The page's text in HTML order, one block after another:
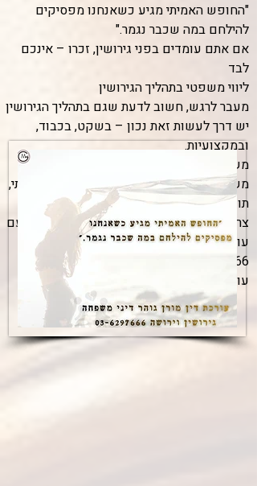
"החופש האמיתי מגיע כשאנחנו מפסיקים
להילחם במה שכבר נגמר."
אם אתם עומדים בפני גירושין, זכרו – אינכם
לבד
ליווי משפטי בתהליך הגירושין
מעבר לרגש, חשוב לדעת שגם בתהליך הגירושין
יש דרך לעשות זאת נכון – בשקט, בכבוד,
ובמקצועיות.
משרדנו מלווה נשים וגברים בתהליכי גירושין,
משמורת, מזונות, חלוקת רכוש וגישור משפחתי,
תוך שמירה על זכויותיכם והעתיד שלכם.
צרו קשר עוד היום לפגישת ייעוץ דיסקרטית עם
עו"ד לענייני משפחה מורן גוהר חייגו
03-6297666
עורך דין גירושין ראשון לציון